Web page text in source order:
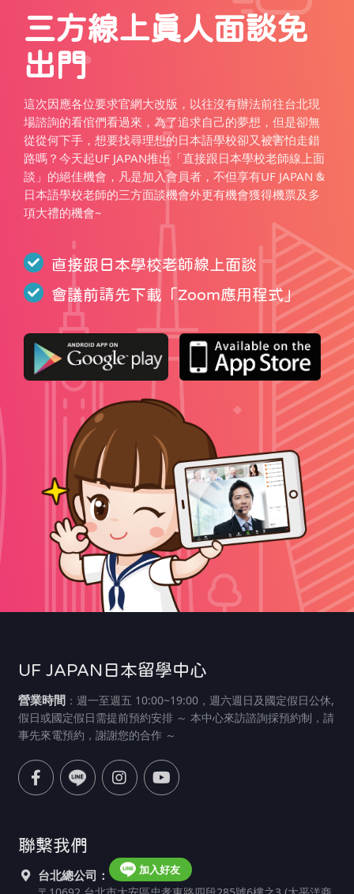
三方線上真人面談免
出門
這次因應各位要求官網大改版，以往沒有辦法前往台北現
場諮詢的看倌們看過來，為了追求自己的夢想，但是卻無
從從何下手，想要找尋理想的日本語學校卻又被害怕走錯
路嗎？今天起UF JAPAN推出「直接跟日本學校老師線上面
談」的絕佳機會，凡是加入會員者，不但享有UF JAPAN &
日本語學校老師的三方面談機會外更有機會獲得機票及多
項大禮的機會~
直接跟日本學校老師線上面談
會議前請先下載「Zoom應用程式」
UF JAPAN日本留學中心
營業時間：週一至週五 10:00~19:00，週六週日及國定假日公休,
假日或國定假日需提前預約安排 ～ 本中心來訪諮詢採預約制，請
事先來電預約，謝謝您的合作 ～
聯繫我們
台北總公司： 加入好友